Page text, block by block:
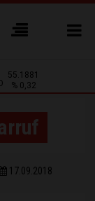
55.1881
% 0,32
17.09.2018